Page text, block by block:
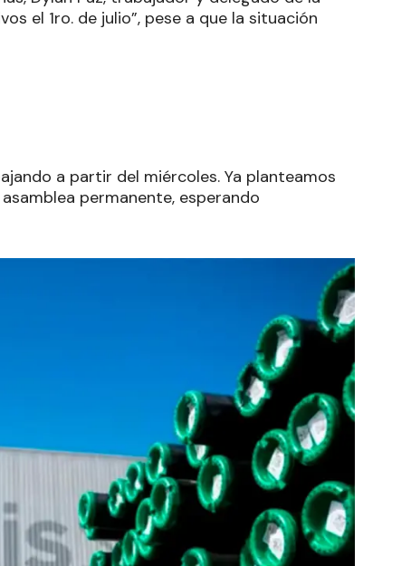
el 1ro. de julio”, pese a que la situación
a partir del miércoles. Ya planteamos
permanente, esperando